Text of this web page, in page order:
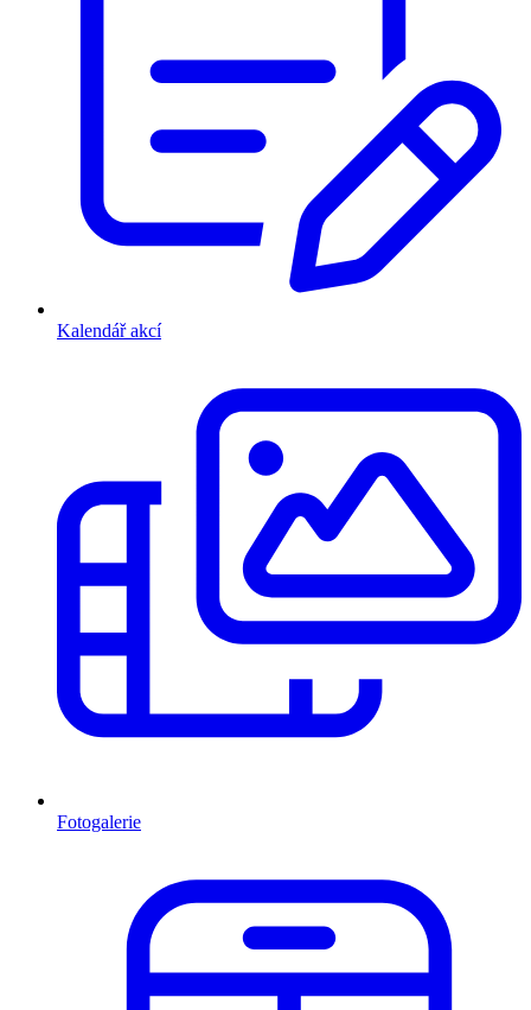
Kalendář akcí
Fotogalerie